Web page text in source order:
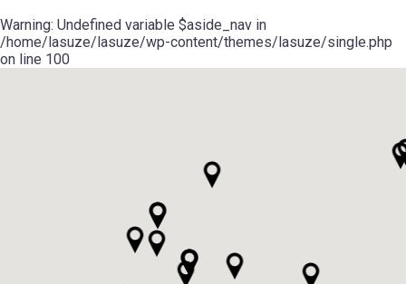
Warning: Undefined variable $aside_nav in
/home/lasuze/lasuze/wp-content/themes/lasuze/single.php
on line 100